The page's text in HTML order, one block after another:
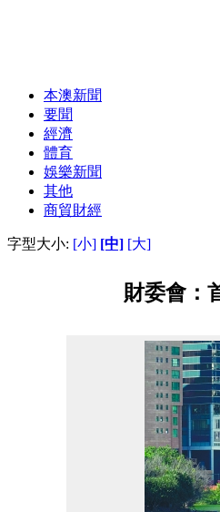
本澳新聞
要聞
經濟
體育
娛樂新聞
其他
商貿財經
字型大小: [小] [中] [大]
財委會：